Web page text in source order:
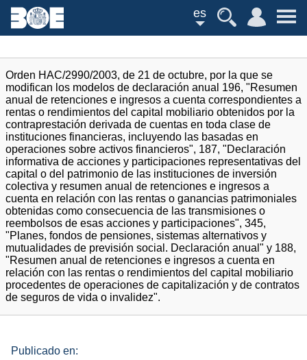
es
Orden HAC/2990/2003, de 21 de octubre, por la que se
modifican los modelos de declaración anual 196, "Resumen
anual de retenciones e ingresos a cuenta correspondientes a
rentas o rendimientos del capital mobiliario obtenidos por la
contraprestación derivada de cuentas en toda clase de
instituciones financieras, incluyendo las basadas en
operaciones sobre activos financieros", 187, "Declaración
informativa de acciones y participaciones representativas del
capital o del patrimonio de las instituciones de inversión
colectiva y resumen anual de retenciones e ingresos a
cuenta en relación con las rentas o ganancias patrimoniales
obtenidas como consecuencia de las transmisiones o
reembolsos de esas acciones y participaciones", 345,
"Planes, fondos de pensiones, sistemas alternativos y
mutualidades de previsión social. Declaración anual" y 188,
"Resumen anual de retenciones e ingresos a cuenta en
relación con las rentas o rendimientos del capital mobiliario
procedentes de operaciones de capitalización y de contratos
de seguros de vida o invalidez".
Publicado en: